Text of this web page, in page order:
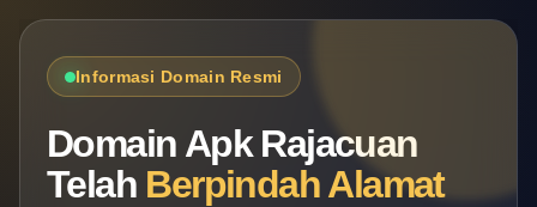
Informasi Domain Resmi
Domain Apk Rajacuan
Telah Berpindah Alamat